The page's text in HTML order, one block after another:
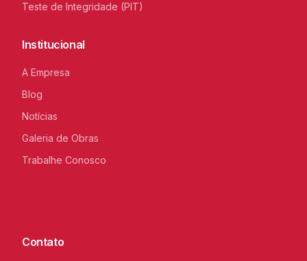
Teste de Integridade (PIT)
Institucional
A Empresa
Blog
Notícias
Galeria de Obras
Trabalhe Conosco
Contato